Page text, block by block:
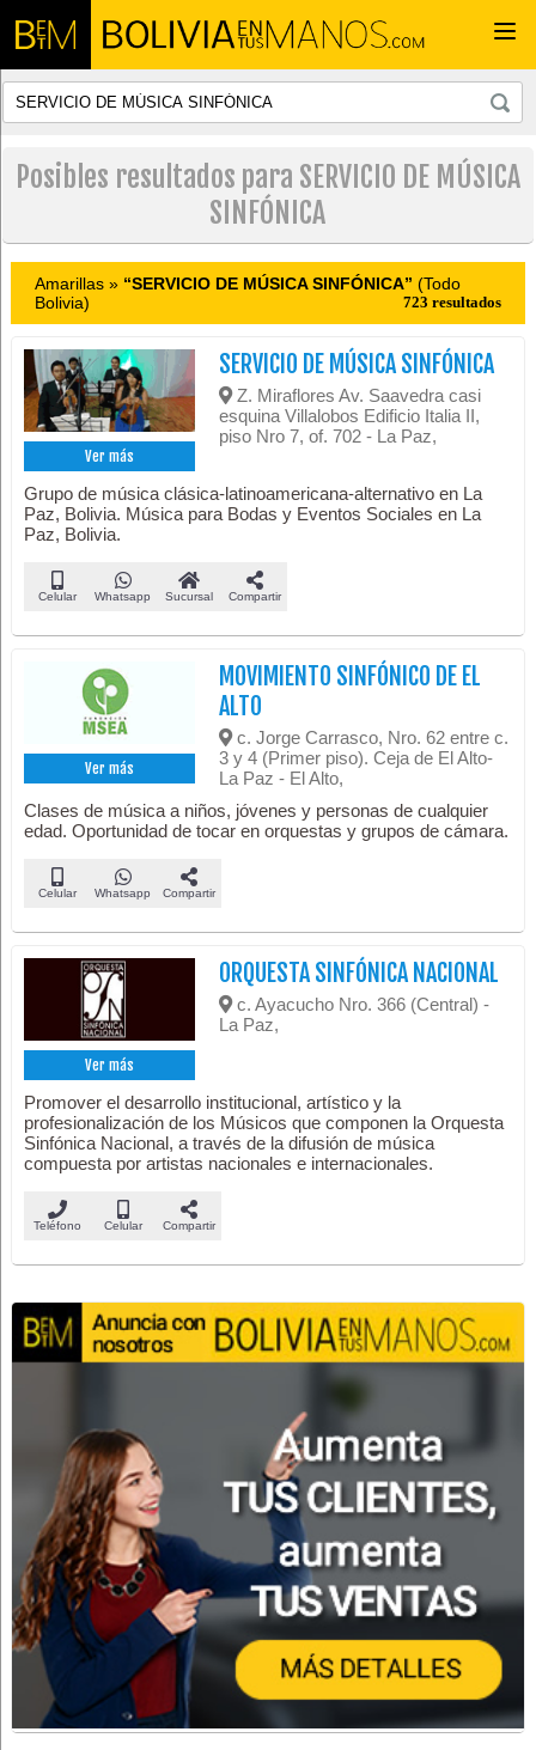
Posibles resultados para SERVICIO DE MÚSICA
SINFÓNICA
Amarillas » “SERVICIO DE MÚSICA SINFÓNICA” (Todo
Bolivia)
723 resultados
Ver más
SERVICIO DE MÚSICA SINFÓNICA
Z. Miraflores Av. Saavedra casi
esquina Villalobos Edificio Italia II,
piso Nro 7, of. 702 - La Paz,
Grupo de música clásica-latinoamericana-alternativo en La
Paz, Bolivia. Música para Bodas y Eventos Sociales en La
Paz, Bolivia.
Celular Whatsapp Sucursal Compartir
Ver más
MOVIMIENTO SINFÓNICO DE EL
ALTO
c. Jorge Carrasco, Nro. 62 entre c.
3 y 4 (Primer piso). Ceja de El Alto-
La Paz - El Alto,
Clases de música a niños, jóvenes y personas de cualquier
edad. Oportunidad de tocar en orquestas y grupos de cámara.
Celular Whatsapp Compartir
Ver más
ORQUESTA SINFÓNICA NACIONAL
c. Ayacucho Nro. 366 (Central) -
La Paz,
Promover el desarrollo institucional, artístico y la
profesionalización de los Músicos que componen la Orquesta
Sinfónica Nacional, a través de la difusión de música
compuesta por artistas nacionales e internacionales.
Teléfono Celular Compartir